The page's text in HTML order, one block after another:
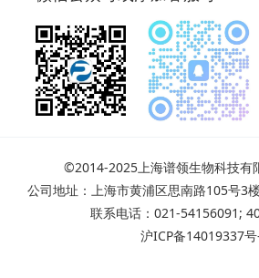
©2014-2025上海谱领生物科技有
公司地址：上海市黄浦区思南路105号3
联系电话：021-54156091;
沪ICP备14019337